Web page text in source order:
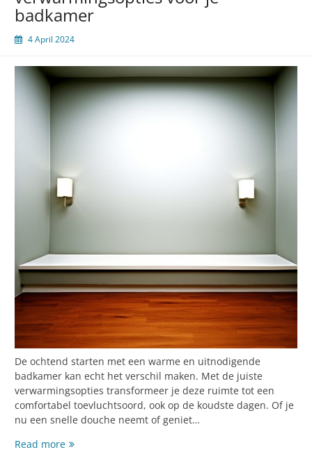
badkamer
4 April 2024
De ochtend starten met een warme en uitnodigende
badkamer kan echt het verschil maken. Met de juiste
verwarmingsopties transformeer je deze ruimte tot een
comfortabel toevluchtsoord, ook op de koudste dagen. Of je
nu een snelle douche neemt of geniet…
Read moreBegin